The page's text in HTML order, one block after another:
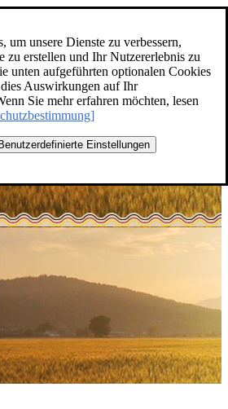
um unsere Dienste zu verbessern,
zu erstellen und Ihr Nutzererlebnis zu
unten aufgeführten optionalen Cookies
Auswirkungen auf Ihr
Sie mehr erfahren möchten, lesen
Benutzerdefinierte Einstellungen